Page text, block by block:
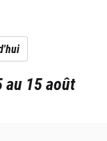
au 15 août